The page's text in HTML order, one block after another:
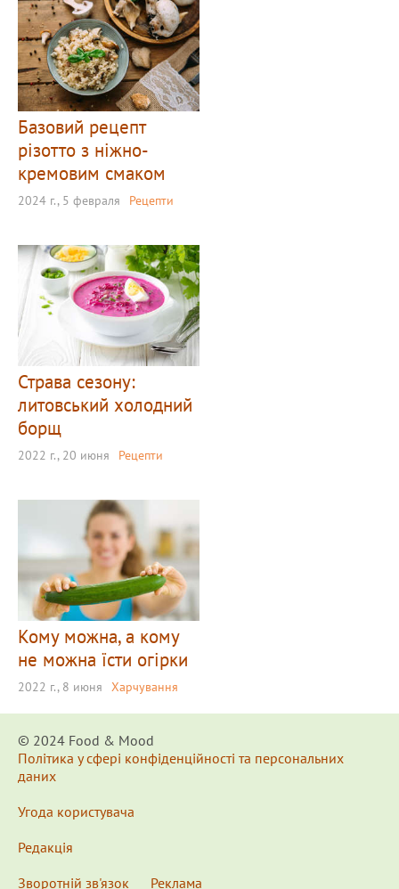
Базовий рецепт
різотто з ніжно-
кремовим смаком
2024 г., 5 февраля Рецепти
Страва сезону:
литовський холодний
борщ
2022 г., 20 июня Рецепти
Кому можна, а кому
не можна їсти огірки
2022 г., 8 июня Харчування
© 2024 Food & Мood
Політика у сфері конфіденційності та персональних
даних
Угода користувача
Редакція
Зворотній зв'язок
Реклама